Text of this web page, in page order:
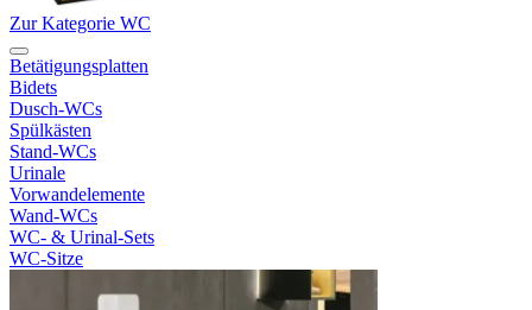
Zur Kategorie WC
Betätigungsplatten
Bidets
Dusch-WCs
Spülkästen
Stand-WCs
Urinale
Vorwandelemente
Wand-WCs
WC- & Urinal-Sets
WC-Sitze